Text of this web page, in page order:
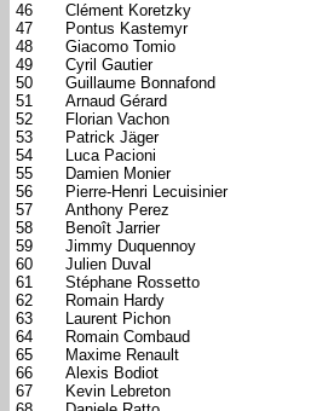
46
Clément Koretzky
47
Pontus Kastemyr
48
Giacomo Tomio
49
Cyril Gautier
50
Guillaume Bonnafond
51
Arnaud Gérard
52
Florian Vachon
53
Patrick Jäger
54
Luca Pacioni
55
Damien Monier
56
Pierre-Henri Lecuisinier
57
Anthony Perez
58
Benoît Jarrier
59
Jimmy Duquennoy
60
Julien Duval
61
Stéphane Rossetto
62
Romain Hardy
63
Laurent Pichon
64
Romain Combaud
65
Maxime Renault
66
Alexis Bodiot
67
Kevin Lebreton